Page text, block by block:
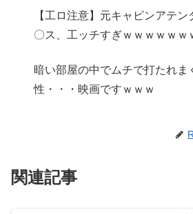
【工ロ注意】元キャビンアテ
〇ス、工ッチすぎｗｗｗｗｗｗ
暗い部屋の中でムチで打たれま
性・・・映画ですｗｗｗ
関連記事